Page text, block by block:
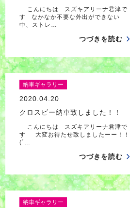
こんにちは スズキアリーナ君津で
す なかなか不要な外出ができない
中、ストレ…
つづきを読む
納車ギャラリー
2020.04.20
クロスビー納車致しました！！
こんにちは スズキアリーナ君津で
す 大変お待たせ致しましたーー！！
(´…
つづきを読む
納車ギャラリー